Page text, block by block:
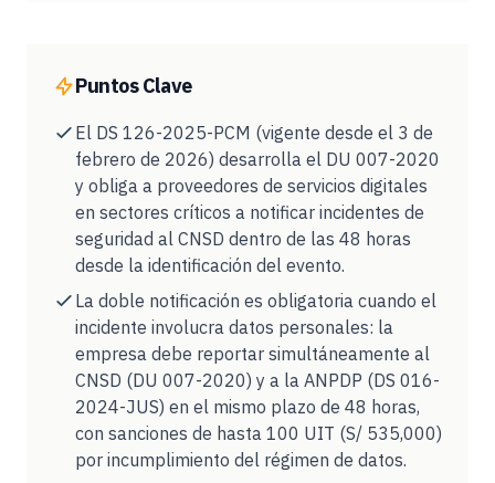
Puntos Clave
El DS 126-2025-PCM (vigente desde el 3 de
febrero de 2026) desarrolla el DU 007-2020
y obliga a proveedores de servicios digitales
en sectores críticos a notificar incidentes de
seguridad al CNSD dentro de las 48 horas
desde la identificación del evento.
La doble notificación es obligatoria cuando el
incidente involucra datos personales: la
empresa debe reportar simultáneamente al
CNSD (DU 007-2020) y a la ANPDP (DS 016-
2024-JUS) en el mismo plazo de 48 horas,
con sanciones de hasta 100 UIT (S/ 535,000)
por incumplimiento del régimen de datos.